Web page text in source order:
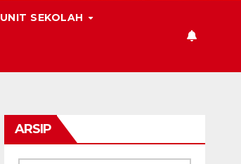
UNIT SEKOLAH
ARSIP